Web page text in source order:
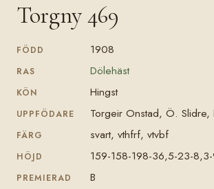
Torgny 469
FÖDD 1908
RAS Dölehäst
KÖN Hingst
UPPFÖDARE Torgeir Onstad, Ö. Slidre,
FÄRG svart, vthfrf, vtvbf
HÖJD 159-158-198-36,5-23-
PREMIERAD B